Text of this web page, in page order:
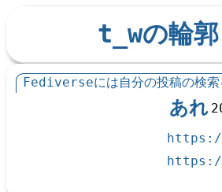
t_wの輪郭
Fediverseには自分の投稿の検索
あれ
https://